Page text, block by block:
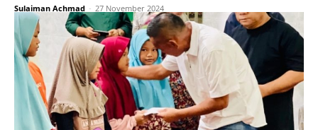
Sulaiman Achmad - 27 November 2024